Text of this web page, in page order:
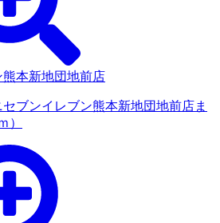
セブンイレブン熊本新地団地前店ま
）